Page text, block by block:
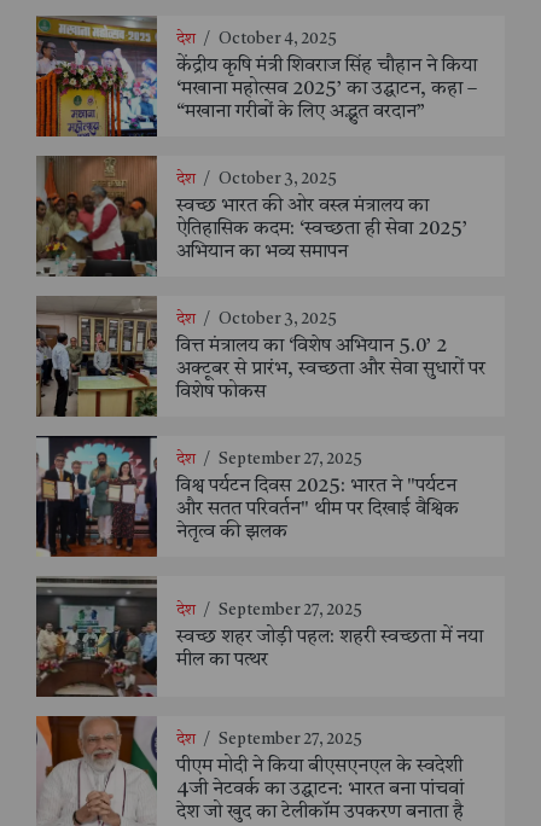
देश / October 4, 2025
केंद्रीय कृषि मंत्री शिवराज सिंह चौहान ने किया
‘मखाना महोत्सव 2025’ का उद्घाटन, कहा –
“मखाना गरीबों के लिए अद्भुत वरदान”
देश / October 3, 2025
स्वच्छ भारत की ओर वस्त्र मंत्रालय का
ऐतिहासिक कदम: ‘स्वच्छता ही सेवा 2025’
अभियान का भव्य समापन
देश / October 3, 2025
वित्त मंत्रालय का ‘विशेष अभियान 5.0’ 2
अक्टूबर से प्रारंभ, स्वच्छता और सेवा सुधारों पर
विशेष फोकस
देश / September 27, 2025
विश्व पर्यटन दिवस 2025: भारत ने "पर्यटन
और सतत परिवर्तन" थीम पर दिखाई वैश्विक
नेतृत्व की झलक
देश / September 27, 2025
स्वच्छ शहर जोड़ी पहल: शहरी स्वच्छता में नया
मील का पत्थर
देश / September 27, 2025
पीएम मोदी ने किया बीएसएनएल के स्वदेशी
4जी नेटवर्क का उद्घाटन: भारत बना पांचवां
देश जो खुद का टेलीकॉम उपकरण बनाता है